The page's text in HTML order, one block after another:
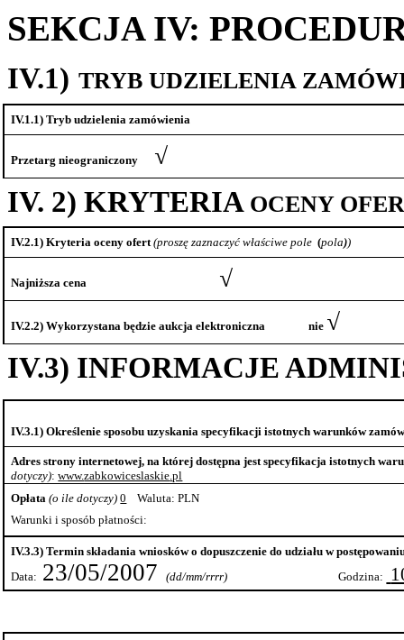
SEKCJA IV:
IV.1) TRYB UDZIELENIA
IV.1.1) Tryb udzielenia zamówienia
Przetargnieograniczony √
IV. 2) KRYTERIA OCENY
IV.2.1) Kryteria oceny ofert(proszę zaznaczyć właściwepole (pola))
Najniższacena √
IV.2.2) Wykorzystana będzie aukcjaelektroniczna nie √
IV.3) INFORMACJE
IV.3.1) Określenie sposobu uzyskania specyfikacji istotnych warunków
Adres strony internetowej, na której dostępna jest specyfikacja istotnych
dotyczy):www.zabkowiceslaskie.pl
Opłata (o iledotyczy)0 Waluta: PLN
Warunki i sposób płatności:
IV.3.3) Termin składania wniosków o dopuszczenie do udziału w
Data: 23/05/2007 (dd/mm/rrrr) Godzina: